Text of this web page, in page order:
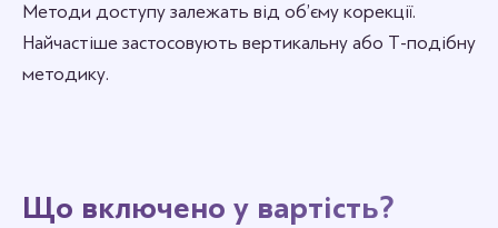
Методи доступу залежать від об’єму корекції.
Найчастіше застосовують вертикальну або Т-подібну
методику.
Що включено у вартість?